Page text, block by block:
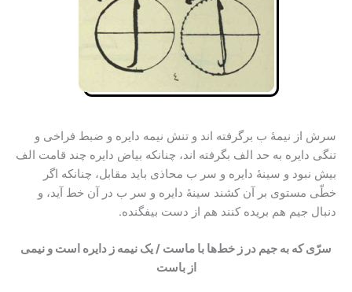
سرش از نیمۀ ب برگرفته اند و تنش نیمه دایره و ضبط فراخی و
تنگی دایره به حد الف بگرفته اند، چنانکه بیاض دایره چند قامت الف
بیش نبود و سینۀ دایره و سر ب محاذى باید مقابل، چنانکه اگر
خطّى مستوى بر آن کشند سینۀ دایره و سر ب در آن خط آید، و
دنبال جیم هم بریده کنند هم از دست بیفگنده.
سرّی که به جیم در ز خط‌ها با ماست / یک نیمه ز دایره است و نیمی
از باست